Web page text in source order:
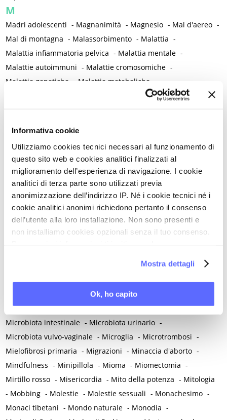
Informativa cookie
Utilizziamo cookies tecnici necessari al funzionamento di
questo sito web e cookies analitici finalizzati al
miglioramento dell’esperienza di navigazione. I cookie
analitici di terza parte sono utilizzati previa
anonimizzazione dell’indirizzo IP. Né i cookie tecnici né i
cookie analitici anonimi richiedono pertanto il consenso
dell’utente alla loro installazione. Non sono presenti e
non installiamo cookies opzionali senza il tuo consenso.
Mostra dettagli
Ok, ho capito
M
Madri adolescenti - Magnanimità - Magnesio - Mal d'aereo -
Mal di montagna - Malassorbimento - Malattia -
Malattia infiammatoria pelvica - Malattia mentale -
Malattie autoimmuni - Malattie cromosomiche -
Malattie genetiche
Malattie metaboliche
Malattie reumatiche -
Malattie sessualmente trasmesse -Male -Malformazioni -
Mastodinia / Mastalgia
-Mastopatia fibrocistica -Maternità
Matrimonio non consumato
Medicina
Medicina di genere
Medicina di precisione -Medicina occidentale
Medicina rigenerativa -Medicina tradizionale cinese -
Medico di famiglia -Meditazione -Melanosi vulvare -
Melatonina -Memoria -Memoria morale -
Menarca e pubertà - Menopausa e premenopausa -
-
Menopausa temporanea terapeutica -Menzogna -
Mestruazione retrograda -Metabolismo
Microangiopatia -Microbiota endometriale -
Microbiota intestinale - Microbiota urinario -
Microbiota vulvo-vaginale - Microglia - Microtrombosi -
Mielofibrosi primaria - Migrazioni - Minaccia d'aborto -
Mindfulness - Minipillola - Mioma - Miomectomia -
Mirtillo rosso - Misericordia - Mito della potenza - Mitologia
- Mobbing - Molestie - Molestie sessuali - Monachesimo -
Monaci tibetani - Mondo naturale - Monodia -